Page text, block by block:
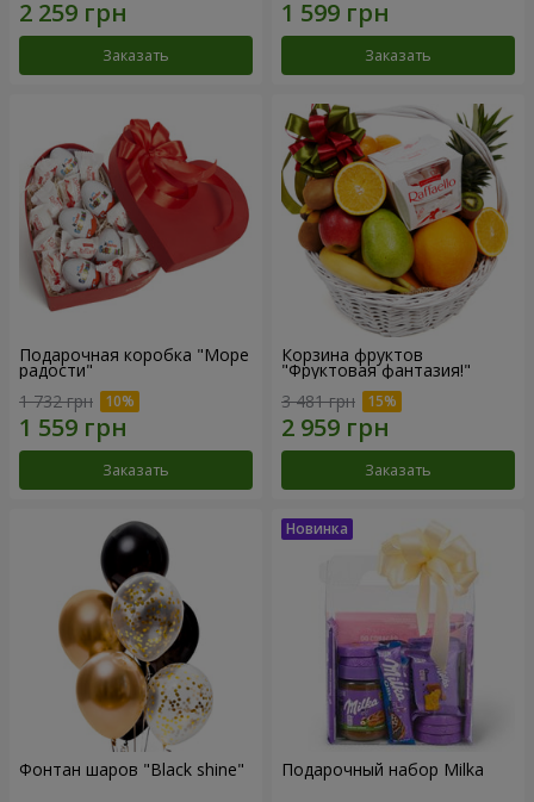
Заказать Заказать
Подарочная коробка "Море
радости"
1 732 грн
Заказать
Корзина фруктов
"Фруктовая фантазия!"
3 481 грн
Заказать
Фонтан шаров "Black shine" Подарочный набор Milka